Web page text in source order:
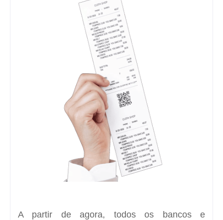
A partir de agora, todos os bancos e